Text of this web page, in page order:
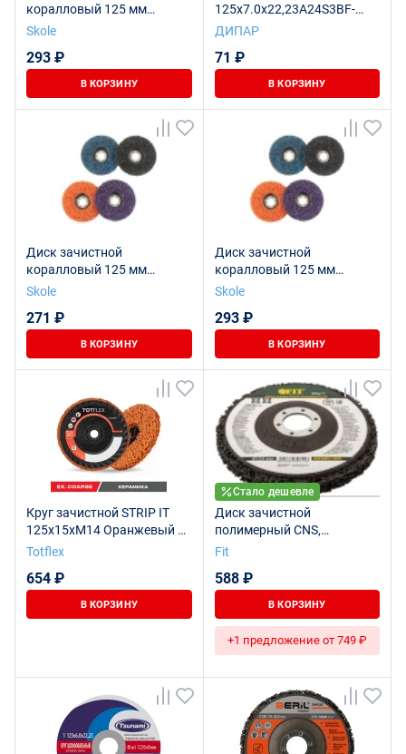
коралловый 125 мм
(фиолетовый) SKOLE
Skole
293 ₽
В КОРЗИНУ
125x7.0x22,23А24S3BF-
STEEL
ДИПАР
71 ₽
В КОРЗИНУ
Диск зачистной
коралловый 125 мм
(чёрный) SKOLE
Skole
271 ₽
В КОРЗИНУ
Диск зачистной
коралловый 125 мм
(синий) SKOLE
Skole
293 ₽
В КОРЗИНУ
Круг зачистной STRIP IT
125x15xM14 Оранжевый V
EXTRA COARSE
Totflex
654 ₽
В КОРЗИНУ
Стало дешевле
Диск зачистной
полимерный CNS,
посадочный диаметр 22,2
Fit
588 ₽
В КОРЗИНУ
+1 предложение от 749 ₽